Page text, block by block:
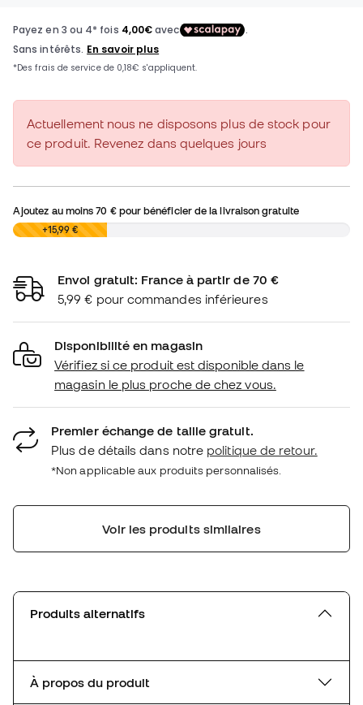
Actuellement nous ne disposons plus de stock pour
ce produit. Revenez dans quelques jours
Ajoutez au moins70 €pour bénéficier de la livraison gratuite
0,00 €+15,99 €
Envoi gratuit: France à partir de 70 €
5,99 € pour commandes inférieures
Disponibilité en magasin
Vérifiez si ce produit est disponible dans le
magasin le plus proche de chez vous.
Premier échange de taille gratuit.
Plus de détails dans notre politique de retour.
*Non applicable aux produits personnalisés.
Voir les produits similaires
Produits alternatifs
À propos du produit